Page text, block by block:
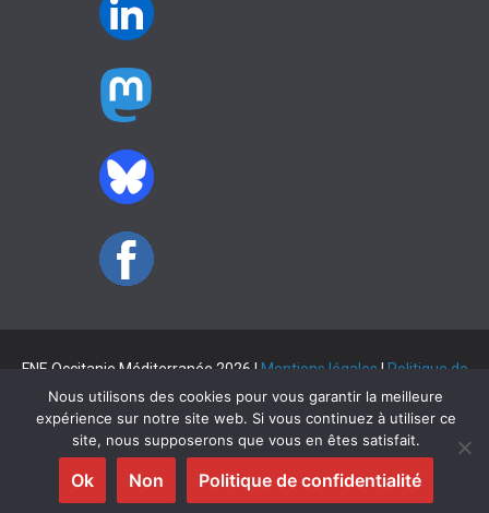
FNE Occitanie Méditerranée 2026 | Mentions légales | Politique de
confidentialité
Copyright © 2026FNE Occitanie Méditerranée. Tous droits
réservés.
Theme
ColorMag par ThemeGrill. Propulsé parWordPress
Nous utilisons des cookies pour vous garantir la meilleure
expérience sur notre site web. Si vous continuez à utiliser ce
site, nous supposerons que vous en êtes satisfait.
Ok Non Politique de confidentialité